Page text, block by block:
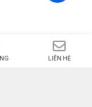
do UBND huyện Bình
LIÊN HỆ